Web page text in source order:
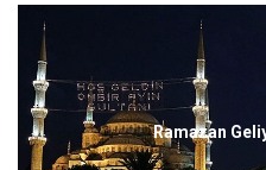
Ramazan